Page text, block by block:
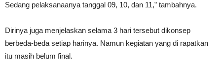
Sedang pelaksanaanya tanggal 09, 10, dan 11,” tambahnya.
Dirinya juga menjelaskan selama 3 hari tersebut dikonsep
berbeda-beda setiap harinya. Namun kegiatan yang di rapatkan
itu masih belum final.